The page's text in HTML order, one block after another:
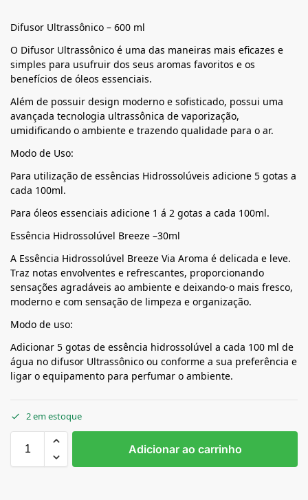
Difusor Ultrassônico – 600 ml
O Difusor Ultrassônico é uma das maneiras mais eficazes e
simples para usufruir dos seus aromas favoritos e os
benefícios de óleos essenciais.
Além de possuir design moderno e sofisticado, possui uma
avançada tecnologia ultrassônica de vaporização,
umidificando o ambiente e trazendo qualidade para o ar.
Modo de Uso:
Para utilização de essências Hidrossolúveis adicione 5 gotas a
cada 100ml.
Para óleos essenciais adicione 1 á 2 gotas a cada 100ml.
Essência Hidrossolúvel Breeze –30ml
A Essência Hidrossolúvel Breeze Via Aroma é delicada e leve.
Traz notas envolventes e refrescantes, proporcionando
sensações agradáveis ao ambiente e deixando-o mais fresco,
moderno e com sensação de limpeza e organização.
Modo de uso:
Adicionar 5 gotas de essência hidrossolúvel a cada 100 ml de
água no difusor Ultrassônico ou conforme a sua preferência e
ligar o equipamento para perfumar o ambiente.
2 em estoque
Adicionar ao carrinho